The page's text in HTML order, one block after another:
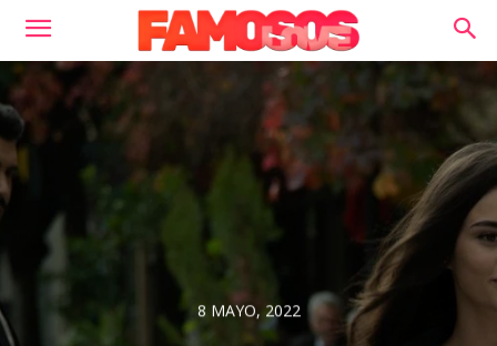
8 MAYO, 2022